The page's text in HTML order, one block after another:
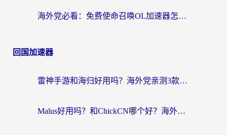
海外党必看：免费使命召唤OL加速器怎么选？3个国服游戏加速痛点一次性解决
回国加速器
雷神手游和海归好用吗？海外党亲测3款热门回国加速器+番茄加速器深度体验
Malus好用吗？和ChickCN哪个好？海外党亲测：选对回国加速器，追剧游戏不卡顿